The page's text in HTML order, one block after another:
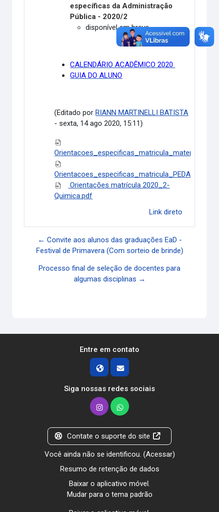
específicas da Administração
Pública - 2020/2
disponível em breve
CALENDÁRIO ACADÊMICO 2020
GUIA DO ALUNO
(Editado porRIANN MARTINELLI BATISTA
- sexta, 14 ago 2020, 15:11)
Orientações matrícula 2020_2-
Quimica.pdf
Link direto
← Convite aos alunos das graduações EaD -
Festival de Primavera (Com sorteio de brinde)
Processo final de seleção de docentes para
algumas disciplinas →
Entre em contato
Siga nossas redes sociais
Contate o suporte do site
Você ainda não se identificou. (Acessar)
Resumo de retenção de dados
Baixar o aplicativo móvel.
Mudar para o tema padrão